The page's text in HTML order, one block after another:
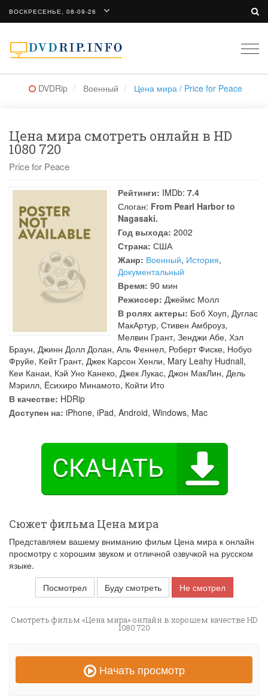
ВОСКРЕСЕНЬЕ, 08-09-26
DVDRip Военный Цена мира / Price for Peace
Цена мира смотреть онлайн в HD
1080 720
Price for Peace
Рейтинги: IMDb: 7.4
Слоган: From Pearl Harbor to
Nagasaki.
Год выхода: 2002
Страна: США
Жанр: Военный, История,
Документальный
Время: 90 мин
Режиссер: Джеймс Молл
В ролях актеры: Боб Хоуп, Дуглас
МакАртур, Стивен Амброуз,
Мелвин Грант, Зенджи Абе, Хэл
Браун, Джинн Долл Долан, Аль Феннел, Роберт Фиске, Нобуо
Фруйе, Кейт Грант, Джек Карсон Хенли, Mary Leahy Hudnall,
Кеи Канаи, Кэй Уно Канеко, Джек Лукас, Джон МакЛин, Дель
Мэрилл, Ёсихиро Минамото, Койти Ито
В качестве: HDRip
Доступен на: iPhone, iPad, Android, Windows, Mac
Сюжет фильма Цена мира
Представляем вашему вниманию фильм Цена мира к онлайн
просмотру с хорошим звуком и отличной озвучкой на русском
языке.
Посмотрел
Буду смотреть Не смотрел
Смотреть фильм «Цена мира» онлайн в хорошем качестве HD
1080 720
Начать просмотр